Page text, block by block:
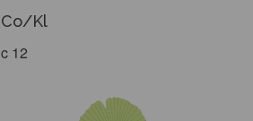
Co/Kl
c 12